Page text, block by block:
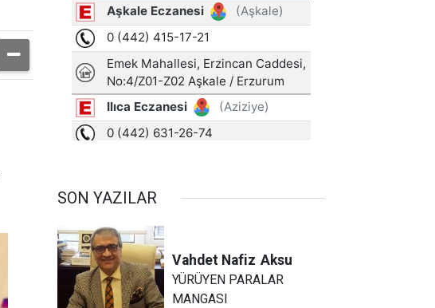
SON YAZILAR
Vahdet Nafiz Aksu
YÜRÜYEN PARALAR
MANGASI